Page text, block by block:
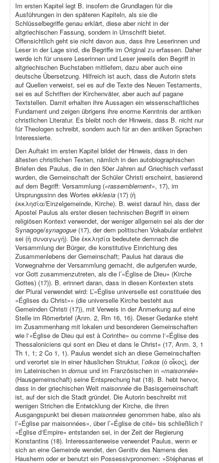
Im ersten Kapitel legt B. insofern die Grundlagen für die
Ausführungen in den späteren Kapiteln, als sie die
Schlüsselbegriffe genau erklärt, diese aber nicht in der
altgriechischen Fassung, sondern in Umschrift bietet.
Offensichtlich geht sie nicht davon aus, dass ihre Leserinnen und
Leser in der Lage sind, die Begriffe im Original zu erfassen. Daher
werde ich für unsere Leserinnen und Leser jeweils den Begriff in
altgriechischen Buchstaben mitliefern, dazu aber auch eine
deutsche Übersetzung. Hilfreich ist auch, dass die Autorin stets
auf Quellen verweist, sei es auf die Texte des Neuen Testaments,
sei es auf Schriften der Kirchenväter, aber auch auf pagane
Textstellen. Damit erhalten ihre Aussagen ein wissenschaftliches
Fundament und zeigen übrigens ihre enorme Kenntnis der antiken
christlichen Literatur. Es bleibt noch der Hinweis, dass B. nicht nur
für Theologen schreibt, sondern auch für an den antiken Sprachen
Interessierte.
Den Auftakt im ersten Kapitel bildet der Hinweis, dass in den
ältesten christlichen Texten, nämlich in den autobiographischen
Briefen des Paulus, die in den 50er Jahren auf Griechisch verfasst
wurden, die Gemeinschaft der Schüler Christi erscheint, basierend
auf dem Begriff: Versammlung («rassemblement», 17), im
Ursprungssinn des Wortes ekklesia (17) (ἡ
ἐκκλησία/Einzelgemeinde, Kirche). B. weist darauf hin, dass der
Apostel Paulus als erster diesen technischen Begriff in einem
religiösen Kontext verwendet, der weniger allgemein sei als der der
Synagoge/synagogue (17), der dem politischen Vokabular entlehnt
sei (ἡ συναγωγή). Die ἐκκλησία bedeutete demnach die
Versammlung der Bürger, die konstitutive Einrichtung des
Zusammenlebens der Gemeinschaft; Paulus hat daraus die
Vorwegnahme der Versammlung gemacht, die aufgerufen wurde,
vor Gott zusammenzutreten, als die l’«Église de Dieu» (Kirche
Gottes) (17)). B. erinnert daran, dass in diesen Kontexten stets
der Plural verwendet wird: L’«Église universelle est constituée des
«Églises du Christ»» (die universelle Kirche besteht aus
Gemeinden Christi (17)), mit Verweis in der Anmerkung auf eine
Stelle im Römerbrief (Anm. 2, Rm 16, 16). Dieser Gedanke steht
im Zusammenhang mit lokalen und besonderen Gemeinschaften
wie l‘«Église de Dieu qui est à Corinthe» ou comme l‘«Église des
Thessaloniciens qui sont en Dieu et dans le Christ» (17, Anm. 3, 1
Th 1, 1; 2 Co 1, 1). Paulus wendet sich an diese Gemeinschaften
und verortet sie in einer häuslichen Struktur, l’oikos (ὁ οἶκος), der
im Lateinischen in domus und im Französischen in «maisonnée»
(Hausgemeinschaft) seine Entsprechung hat (18). B. hebt hervor,
dass in der griechischen Welt maisonnée die Basisgemeinschaft
ist, auf der sich die Stadt gründet. Die Autorin beschreibt mit
wenigen Strichen die Entwicklung der Kirche, die ihren
Ausgangspunkt bei diesen maisonnées genommen habe, also als
l’«Église par maisonnées», über l’«Église de cité» bis schließlich l‘
«Église d‘Empire» entstanden sei, in der Zeit der Regierung
Konstantins (18). Interessanterweise verwendet Paulus, wenn er
sich an eine Gemeinde wendet, den Genitiv des Namens des
Hausherrn oder er benutzt ein Possessivpronomen: «Stéphanas et